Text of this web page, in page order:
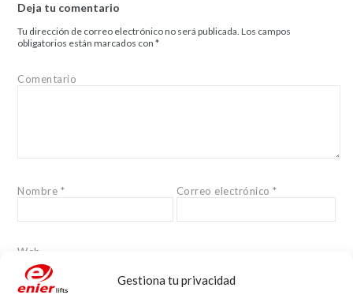
Gestiona tu privacidad
Deja tu comentario
Tu dirección de correo electrónico no será publicada. Los campos
obligatorios están marcados con*
Comentario
Nombre * Correo electrónico*
Web